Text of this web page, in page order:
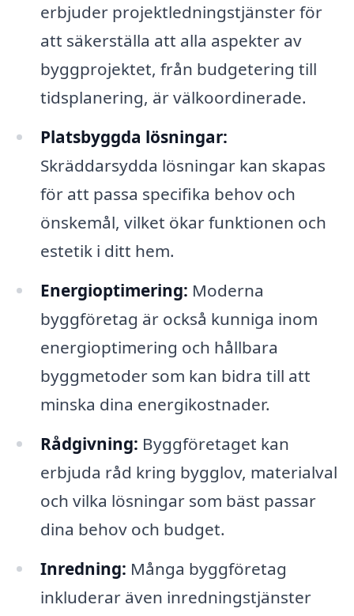
erbjuder projektledningstjänster för
att säkerställa att alla aspekter av
byggprojektet, från budgetering till
tidsplanering, är välkoordinerade.
Platsbyggda lösningar:
Skräddarsydda lösningar kan skapas
för att passa specifika behov och
önskemål, vilket ökar funktionen och
estetik i ditt hem.
Energioptimering: Moderna
byggföretag är också kunniga inom
energioptimering och hållbara
byggmetoder som kan bidra till att
minska dina energikostnader.
Rådgivning: Byggföretaget kan
erbjuda råd kring bygglov, materialval
och vilka lösningar som bäst passar
dina behov och budget.
Inredning: Många byggföretag
inkluderar även inredningstjänster